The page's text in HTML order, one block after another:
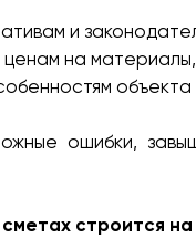
и
на материалы,
ошибки,
строится